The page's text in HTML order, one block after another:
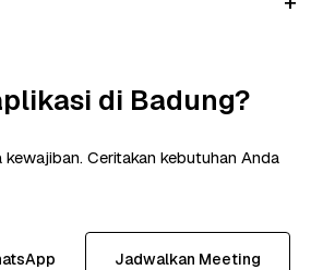
di Badung?
Ceritakan kebutuhan Anda
Jadwalkan Meeting